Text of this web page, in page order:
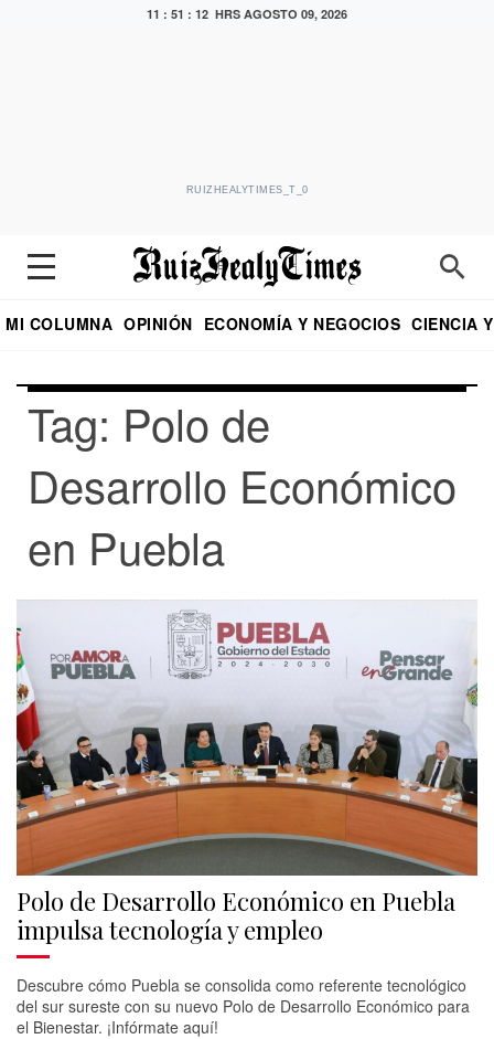
11 : 51 : 12 HRS AGOSTO 09, 2026
RUIZHEALYTIMES_T_0
MI COLUMNA OPINIÓN ECONOMÍA Y NEGOCIOS CIENCIA
Tag: Polo de
Desarrollo Económico
en Puebla
Polo de Desarrollo Económico en Puebla
impulsa tecnología y empleo
Descubre cómo Puebla se consolida como referente tecnológico
del sur sureste con su nuevo Polo de Desarrollo Económico para
el Bienestar. ¡Infórmate aquí!